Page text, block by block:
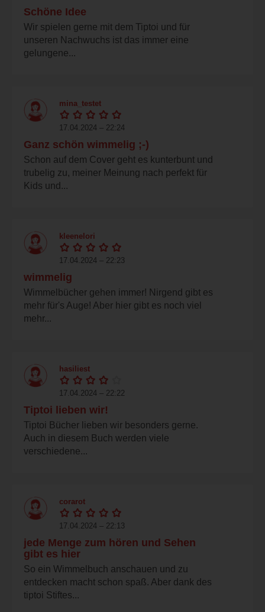
Schöne Idee
Wir spielen gerne mit dem Tiptoi und für
unseren Nachwuchs ist das immer eine
gelungene...
mina_testet
17.04.2024 – 22:24
Ganz schön wimmelig ;-)
Schon auf dem Cover geht es kunterbunt und
trubelig zu, meiner Meinung nach perfekt für
Kids und...
kleenelori
17.04.2024 – 22:23
wimmelig
Wimmelbücher gehen immer! Nirgend gibt es
mehr für's Auge! Aber hier gibt es noch viel
mehr...
hasiliest
17.04.2024 – 22:22
Tiptoi lieben wir!
Tiptoi Bücher lieben wir besonders gerne.
Auch in diesem Buch werden viele
verschiedene...
corarot
17.04.2024 – 22:13
jede Menge zum hören und Sehen
gibt es hier
So ein Wimmelbuch anschauen und zu
entdecken macht schon spaß. Aber dank des
tiptoi Stiftes...